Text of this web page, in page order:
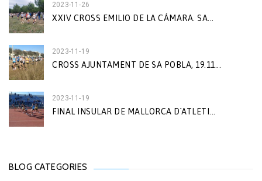
2023-11-26
XXIV CROSS EMILIO DE LA CÁMARA. SA...
2023-11-19
CROSS AJUNTAMENT DE SA POBLA, 19.11...
2023-11-19
FINAL INSULAR DE MALLORCA D´ATLETI...
BLOG CATEGORIES